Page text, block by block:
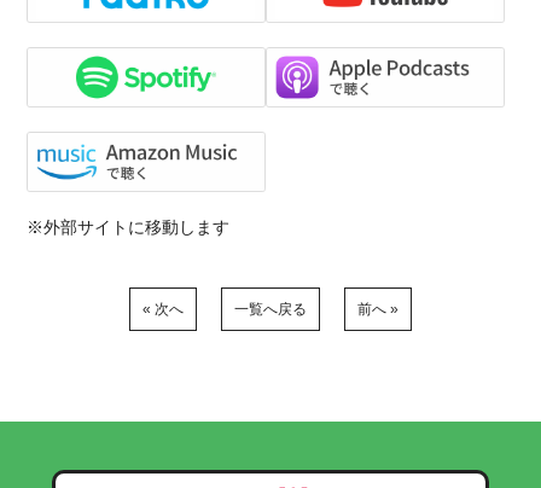
※外部サイトに移動します
« 次へ 一覧へ戻る 前へ »